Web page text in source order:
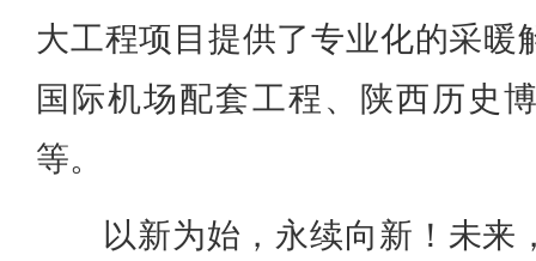
大工程项目提供了专业化的采暖
国际机场配套工程、陕西历史
等。
以新为始，永续向新！未来